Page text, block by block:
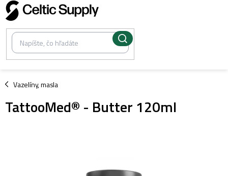
Prejsť
na
obsah
Vazelíny, masla
/
TattooMed® - Butter 120ml